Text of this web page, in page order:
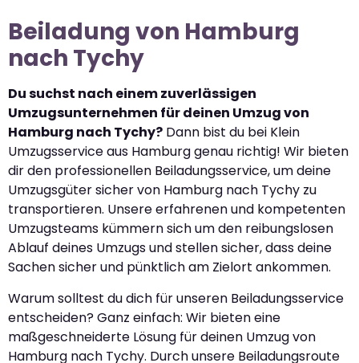
Beiladung von Hamburg
nach Tychy
Du suchst nach einem zuverlässigen
Umzugsunternehmen für deinen Umzug von
Hamburg nach Tychy? Dann bist du bei Klein
Umzugsservice aus Hamburg genau richtig! Wir bieten
dir den professionellen Beiladungsservice, um deine
Umzugsgüter sicher von Hamburg nach Tychy zu
transportieren. Unsere erfahrenen und kompetenten
Umzugsteams kümmern sich um den reibungslosen
Ablauf deines Umzugs und stellen sicher, dass deine
Sachen sicher und pünktlich am Zielort ankommen.
Warum solltest du dich für unseren Beiladungsservice
entscheiden? Ganz einfach: Wir bieten eine
maßgeschneiderte Lösung für deinen Umzug von
Hamburg nach Tychy. Durch unsere Beiladungsroute